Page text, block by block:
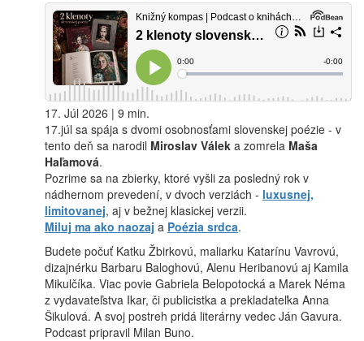
17. Júl 2026 | 9 min.
17.júl sa spája s dvomi osobnosťami slovenskej poézie - v
tento deň sa narodil Miroslav Válek a zomrela Maša
Haľamová.
Pozrime sa na zbierky, ktoré vyšli za posledný rok v
nádhernom prevedení, v dvoch verziách - luxusnej,
limitovanej, aj v bežnej klasickej verzii.
Miluj ma ako naozaj a Poézia srdca.
Budete počuť Katku Žbirkovú, maliarku Katarínu Vavrovú,
dizajnérku Barbaru Baloghovú, Alenu Heribanovú aj Kamila
Mikulčíka. Viac povie Gabriela Belopotocká a Marek Néma
z vydavateľstva Ikar, či publicistka a prekladateľka Anna
Šikulová. A svoj postreh pridá literárny vedec Ján Gavura.
Podcast pripravil Milan Buno.